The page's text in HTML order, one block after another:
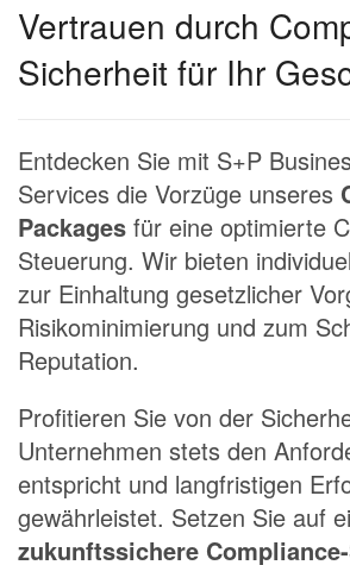
Vertrauen durch
Sicherheit für Ihr
Entdecken Sie mit S+P
Services die Vorzüge unseres
Packages für eine optimierte
Steuerung. Wir bieten
zur Einhaltung gesetzlicher
Risikominimierung und zum
Reputation.
Profitieren Sie von der
Unternehmen stets den
entspricht und langfristigen
gewährleistet. Setzen Sie auf
zukunftssichere